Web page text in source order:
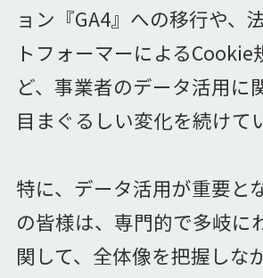
ョン『GA4』への移行や、
トフォーマーによるCookie
ど、事業者のデータ活用に
目まぐるしい変化を続けて
特に、データ活用が重要と
の皆様は、専門的で多岐に
関して、全体像を把握しな